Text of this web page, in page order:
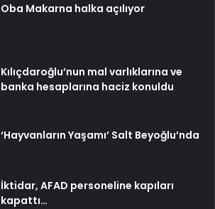
Oba Makarna halka açılıyor
Kılıçdaroğlu’nun mal varlıklarına ve
banka hesaplarına haciz konuldu
‘Hayvanların Yaşamı’ Salt Beyoğlu’nda
İktidar, AFAD personeline kapıları
kapattı…